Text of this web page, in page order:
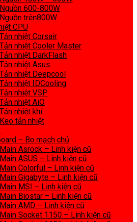
Nguồn 600-800W
Nguồn trên800W
CPU
Tản nhiệt Corsair
Tản nhiệt Cooler Master
Tản nhiệt DarkFlash
Tản nhiệt Asus
Tản nhiệt Deepcool
Tản nhiệt IDCooling
Tản nhiệt VSP
Tản nhiệt AiO
Tản nhiệt khí
Keo tản nhiệt
– Bo mạch chủ
Main Asrock – Linh kiện cũ
Main ASUS – Linh kiện cũ
Main Colorful – Linh kiện cũ
Main Gigabyte – Linh kiện cũ
Main MSI – Linh kiện cũ
Main Biostar – Linh kiện cũ
Main AMD – Linh kiện cũ
Main Socket 1150 – Linh kiện cũ